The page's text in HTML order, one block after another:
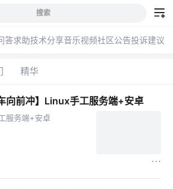
答求助技术分享音乐视频社区公告投诉建议
精华
向前冲】Linux手工服务端+安卓
服务端+安卓
搜索